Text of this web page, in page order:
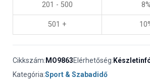
201 - 500 8%
501 +
Cikkszám: MO9863Elérhetőség:
Kategória:Sport & Szabadidő